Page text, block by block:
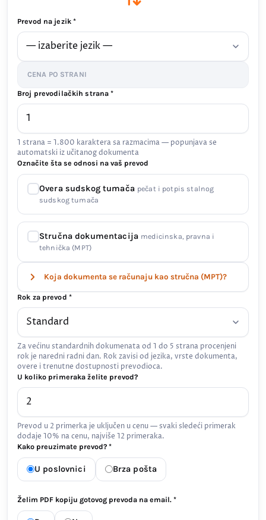
Prevod na jezik *
CENA PO STRANI
Broj prevodilačkih strana *
1 strana = 1.800 karaktera sa razmacima — popunjava se
automatski iz učitanog dokumenta
Označite šta se odnosi na vaš prevod
Overa sudskog tumača pečat i potpis stalnog
sudskog tumača
Stručna dokumentacija medicinska, pravna i
tehnička (MPT)
Koja dokumenta se računaju kao stručna (MPT)?
Rok za prevod *
Za većinu standardnih dokumenata od 1 do 5 strana procenjeni
rok je naredni radni dan. Rok zavisi od jezika, vrste dokumenta,
overe i trenutne dostupnosti prevodioca.
U koliko primeraka želite prevod?
Prevod u 2 primerka je uključen u cenu — svaki sledeći primerak
dodaje 10% na cenu, najviše 12 primeraka.
Kako preuzimate prevod? *
U poslovnici Brza pošta
Želim PDF kopiju gotovog prevoda na email. *